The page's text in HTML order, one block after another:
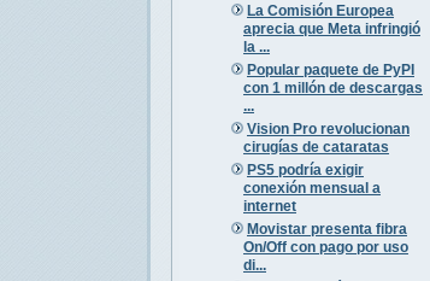
La Comisión Europea
aprecia que Meta infringió
la ...
Popular paquete de PyPI
con 1 millón de descargas
...
Vision Pro revolucionan
cirugías de cataratas
PS5 podría exigir
conexión mensual a
internet
Movistar presenta fibra
On/Off con pago por uso
di...